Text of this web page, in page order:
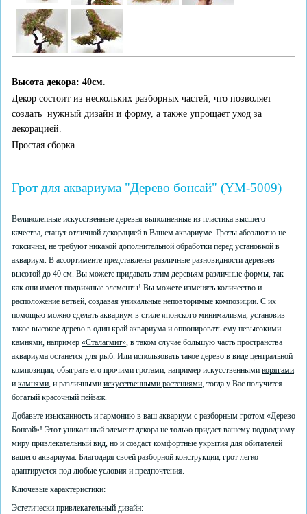
Высота декора: 40см.
Декор состоит из нескольких разборных частей, что позволяет
создать нужный дизайн и форму, а также упрощает уход за
декорацией.
Простая сборка.
Грот для аквариума "Дерево бонсай" (YM-5009)
Великолепные искусственные деревья выполненные из пластика высшего
качества, станут отличной декорацией в Вашем аквариуме. Гроты абсолютно не
токсичны, не требуют никакой дополнительной обработки перед установкой в
аквариум. В ассортименте представлены различные разновидности деревьев
высотой до 40 см. Вы можете придавать этим деревьям различные формы, так
как они имеют подвижные элементы! Вы можете изменять количество и
расположение ветвей, создавая уникальные неповторимые композиции. С их
помощью можно сделать аквариум в стиле японского минимализма, установив
такое высокое дерево в один край аквариума и оппонировать ему невысокими
камнями, например «Сталагмит», в таком случае большую часть пространства
аквариума останется для рыб. Или использовать такое дерево в виде центральной
композиции, обыграть его прочими гротами, например искусственными корягами
и камнями, и различными искусственными растениями, тогда у Вас получится
богатый красочный пейзаж.
Добавьте изысканность и гармонию в ваш аквариум с разборным гротом «Дерево
Бонсай»! Этот уникальный элемент декора не только придаст вашему подводному
миру привлекательный вид, но и создаст комфортные укрытия для обитателей
вашего аквариума. Благодаря своей разборной конструкции, грот легко
адаптируется под любые условия и предпочтения.
Ключевые характеристики:
Эстетически привлекательный дизайн: